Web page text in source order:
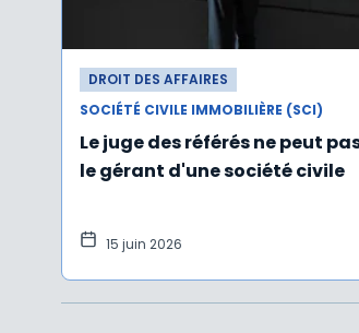
DROIT DES AFFAIRES
SOCIÉTÉ CIVILE IMMOBILIÈRE (SCI)
Le juge des référés ne peut
le gérant d'une société civile
15 juin 2026